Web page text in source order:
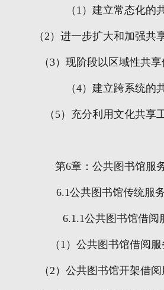
（ 1 ）建立常态化的
（2 ）进一步扩大和加强共
（3）现阶段以区域性共
（4）建立跨系统的
（ 5）充分利用文化共享
第6章：公共图书馆服
6.1公共图书馆传统服
6.1.1公共图书馆借阅
（ 1 ）公共图书馆借阅
（2 ）公共图书馆开架借